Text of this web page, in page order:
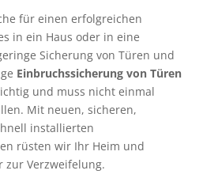
für einen erfolgreichen
in ein Haus oder in eine
Sicherung von Türen und
Einbruchssicherung von Türen
und muss nicht einmal
Mit neuen, sicheren,
installierten
rüsten wir Ihr Heim und
zur Verzweifelung.